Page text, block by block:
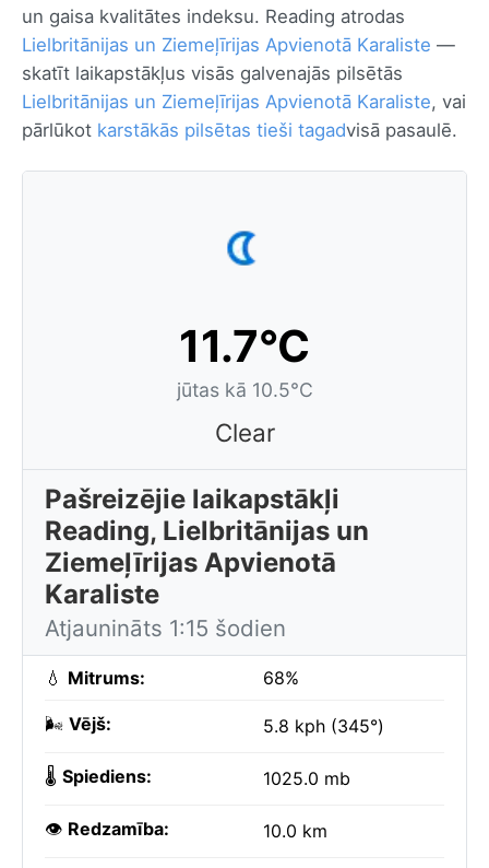
un gaisa kvalitātes indeksu. Reading atrodas
Lielbritānijas un Ziemeļīrijas Apvienotā Karaliste —
skatīt laikapstākļus visās galvenajās pilsētās
Lielbritānijas un Ziemeļīrijas Apvienotā Karaliste, vai
pārlūkot karstākās pilsētas tieši tagadvisā pasaulē.
11.7°C
jūtas kā 10.5°C
Clear
Pašreizējie laikapstākļi
Reading, Lielbritānijas un
Ziemeļīrijas Apvienotā
Karaliste
Atjaunināts 1:15 šodien
💧 Mitrums: 68%
🌬️ Vējš: 5.8 kph (345°)
🌡️ Spiediens: 1025.0 mb
👁️ Redzamība: 10.0 km